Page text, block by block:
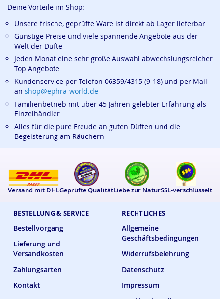
BESTELLUNG & SERVICE
Bestellvorgang
Lieferung und
Versandkosten
Zahlungsarten
Kontakt
RECHTLICHES
Allgemeine
Geschäftsbedingungen
Widerrufsbelehrung
Datenschutz
Impressum
Deine Vorteile im Shop:
Unsere frische, geprüfte Ware ist direkt ab Lager lieferbar
Günstige Preise und viele spannende Angebote aus der
Welt der Düfte
Jeden Monat eine sehr große Auswahl abwechslungsreicher
Top Angebote
Kundenservice per Telefon 06359/4315 (9-18) und per Mail
an shop@ephra-world.de
Familienbetrieb mit über 45 Jahren gelebter Erfahrung als
Einzelhändler
Alles für die pure Freude an guten Düften und die
Begeisterung am Räuchern
Versand mit DHLGeprüfte QualitätLiebe zur NaturSSL-verschlüsselt